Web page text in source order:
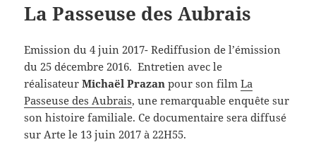
La Passeuse des Aubrais
Emission du 4 juin 2017- Rediffusion de l’émission
du 25 décembre 2016. Entretien avec le
réalisateurMichaël Prazan pour son film La
Passeuse des Aubrais, une remarquable enquête sur
son histoire familiale. Ce documentaire sera diffusé
sur Arte le 13 juin 2017 à 22H55.